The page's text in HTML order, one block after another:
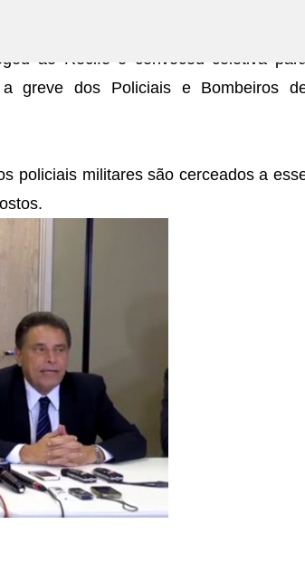
ANTECIPADO, VEJA A DATA.
BRASIL.
ao Recife e convocou coletiva
greve dos Policiais e Bombeiros
policiais militares são cerceados a